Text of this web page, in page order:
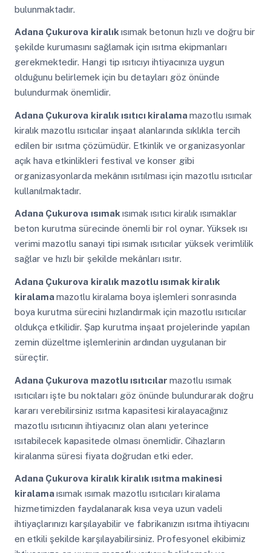
bulunmaktadır.
Adana Çukurova kiralık ısımak betonun hızlı ve doğru bir
şekilde kurumasını sağlamak için ısıtma ekipmanları
gerekmektedir. Hangi tip ısıtıcıyı ihtiyacınıza uygun
olduğunu belirlemek için bu detayları göz önünde
bulundurmak önemlidir.
Adana Çukurova kiralık ısıtıcı kiralamamazotlu ısımak
kiralık mazotlu ısıtıcılar inşaat alanlarında sıklıkla tercih
edilen bir ısıtma çözümüdür. Etkinlik ve organizasyonlar
açık hava etkinlikleri festival ve konser gibi
organizasyonlarda mekânın ısıtılması için mazotlu ısıtıcılar
kullanılmaktadır.
Adana Çukurova ısımakısımak ısıtıcı kiralık ısımaklar
beton kurutma sürecinde önemli bir rol oynar. Yüksek ısı
verimi mazotlu sanayi tipi ısımak ısıtıcılar yüksek verimlilik
sağlar ve hızlı bir şekilde mekânları ısıtır.
Adana Çukurova kiralık mazotlu ısımak kiralık
kiralamamazotlu kiralama boya işlemleri sonrasında
boya kurutma sürecini hızlandırmak için mazotlu ısıtıcılar
oldukça etkilidir. Şap kurutma inşaat projelerinde yapılan
zemin düzeltme işlemlerinin ardından uygulanan bir
süreçtir.
Adana Çukurova mazotlu ısıtıcılar mazotlu ısımak
ısıtıcıları işte bu noktaları göz önünde bulundurarak doğru
kararı verebilirsiniz ısıtma kapasitesi kiralayacağınız
mazotlu ısıtıcının ihtiyacınız olan alanı yeterince
ısıtabilecek kapasitede olması önemlidir. Cihazların
kiralanma süresi fiyata doğrudan etki eder.
Adana Çukurova kiralık kiralık ısıtma makinesi
kiralamaısımak ısımak mazotlu ısıtıcıları kiralama
hizmetimizden faydalanarak kısa veya uzun vadeli
ihtiyaçlarınızı karşılayabilir ve fabrikanızın ısıtma ihtiyacını
en etkili şekilde karşılayabilirsiniz. Profesyonel ekibimiz